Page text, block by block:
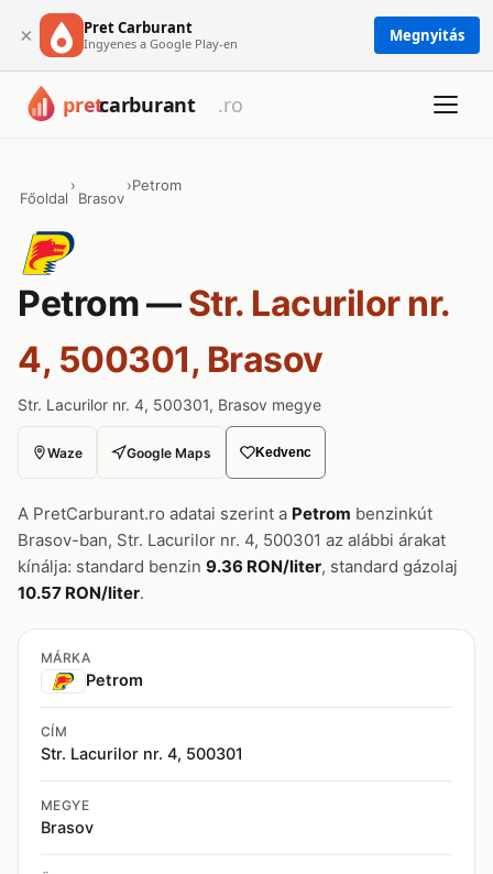
× Pret Carburant
Ingyenes a Google Play-en Megnyitás
Főoldal
›
Brasov
›Petrom
Petrom —Str. Lacurilor nr.
4, 500301, Brasov
Str. Lacurilor nr. 4, 500301, Brasov megye
Waze Google Maps Kedvenc
A PretCarburant.ro adatai szerint a Petrom benzinkút
Brasov-ban, Str. Lacurilor nr. 4, 500301 az alábbi árakat
kínálja: standard benzin 9.36 RON/liter, standard gázolaj
10.57 RON/liter.
MÁRKA
Petrom
CÍM
Str. Lacurilor nr. 4, 500301
MEGYE
Brasov